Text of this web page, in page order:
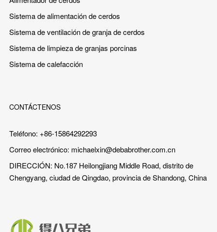
Sistema de alimentación de cerdos
Sistema de ventilación de granja de cerdos
Sistema de limpieza de granjas porcinas
Sistema de calefacción
CONTÁCTENOS
Teléfono: +86-15864292293
Correo electrónico: michaelxin@debabrother.com.cn
DIRECCIÓN: No.187 Heilongjiang Middle Road, distrito de
Chengyang, ciudad de Qingdao, provincia de Shandong, China